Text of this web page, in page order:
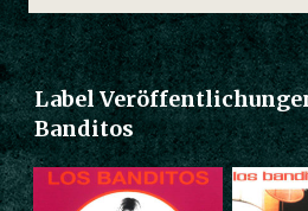
Label
Banditos